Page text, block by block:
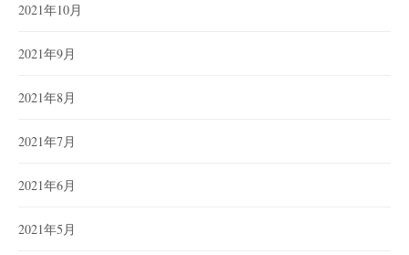
2021年10月
2021年9月
2021年8月
2021年7月
2021年6月
2021年5月